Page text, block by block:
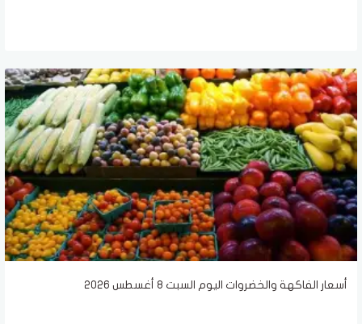
أسعار الفاكهة والخضروات اليوم السبت 8 أغسطس 2026